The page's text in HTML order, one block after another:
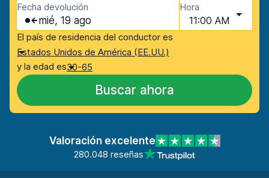
Fecha devolución
mié, 19 ago
Hora
11:00 AM
El país de residencia del conductor es
Estados Unidos de América (EE.UU.)
y la edad es30-65
Buscar ahora
Valoración excelente
280.048 reseñas